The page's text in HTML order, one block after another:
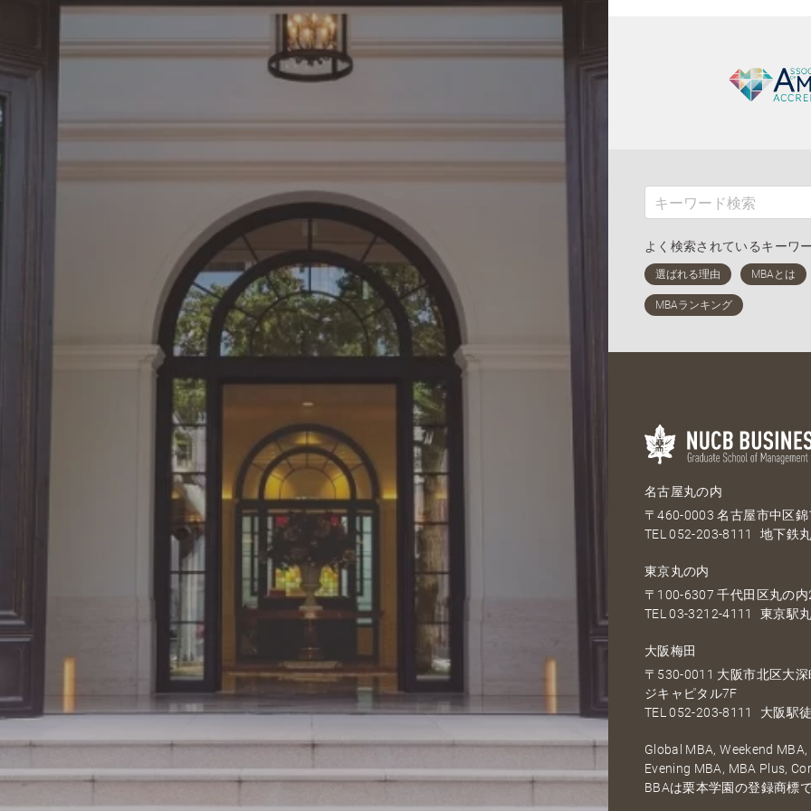
よく検索されているキーワ
名古屋丸の内
〒460-0003 名古屋市中区
TEL052-203-8111 地下鉄
東京丸の内
〒100-6307 千代田区丸の
TEL03-3212-4111 東京駅
大阪梅田
〒530-0011 大阪市北区大
ジキャピタル7F
TEL052-203-8111 大阪駅
Global MBA, Weekend
Evening MBA, MBA Plus,
BBAは栗本学園の登録商標